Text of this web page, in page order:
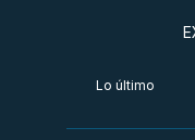
Lo último